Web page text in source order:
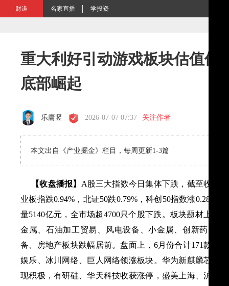
财道 名家直播 学投资
重大利好引动游戏板块估值修
底部崛起
乐庸竖 2026-07-07 07:37 关注作者
本文出自《产业掘金》栏目，每周更新1-3篇
【收盘播报】 A股三大指数今日集体下跌，截至收盘
业板指跌0.94%，北证50跌0.79%，科创50指数涨0.28%
量5140亿元，全市场超4700只个股下跌。板块题材上，
金属、石油加工贸易、风电设备、小金属、创新药、
备、房地产板块跌幅居前。盘面上，6月份合计171款网
娱乐、冰川网络、巨人网络领涨板块。华为新麒麟芯片
现积极，有研硅、华天科技收获涨停，盛美上海、沪硅